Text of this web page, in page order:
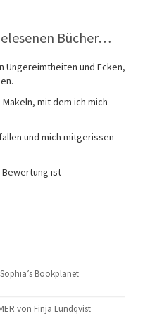
Bücher…
Ungereimtheiten und Ecken,
mit dem ich mich
und mich mitgerissen
ist
Bookplanet
von Finja Lundqvist